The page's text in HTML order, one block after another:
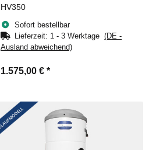
HV350
Sofort bestellbar
Lieferzeit: 1 - 3 Werktage(DE -
Ausland abweichend)
1.575,00 € *